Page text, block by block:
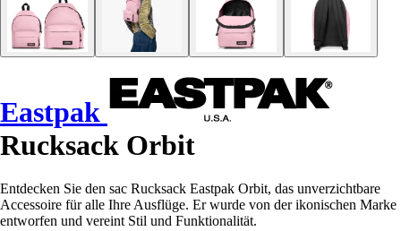
Eastpak
Rucksack Orbit
Entdecken Sie den sac Rucksack Eastpak Orbit, das unverzichtbare
Accessoire für alle Ihre Ausflüge. Er wurde von der ikonischen Marke
entworfen und vereint Stil und Funktionalität.